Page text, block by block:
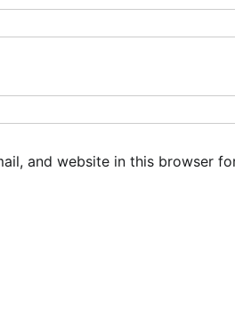
and website in this browser